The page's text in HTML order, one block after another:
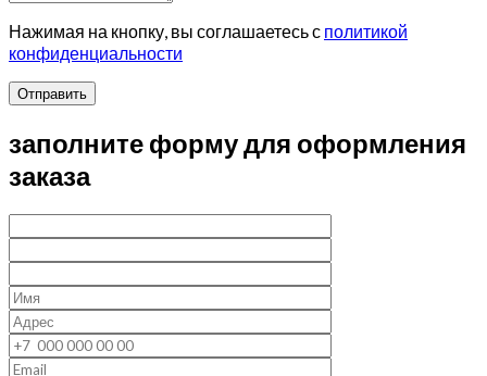
Нажимая на кнопку, вы соглашаетесь с политикой
конфиденциальности
Отправить
заполните форму для оформления
заказа